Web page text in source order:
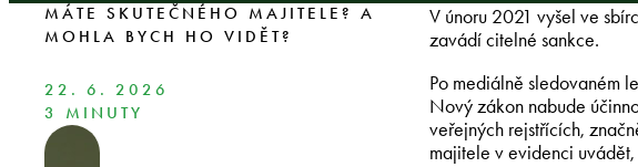
MÁTE SKUTEČNÉHO MAJITELE? A
MOHLA BYCH HO VIDĚT?
22. 6. 2026
3 MINUTY
V únoru 2021 vyšel ve
zavádí citelné sankce.
Po mediálně sledovaném
Nový zákon nabude
veřejných rejstřících,
majitele v evidenci